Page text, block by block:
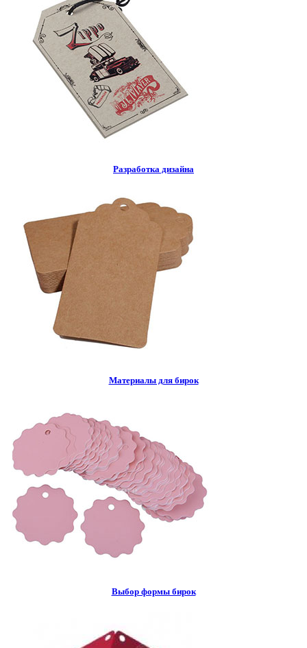
Разработка дизайна
Материалы для бирок
Выбор формы бирок